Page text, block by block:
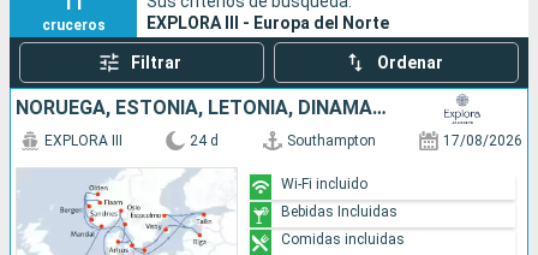
Buscar
cruceros
EXPLORA III - Europa del Norte
Filtrar Ordenar
NORUEGA, ESTONIA, LETONIA, DINAMARCA, SUECIA, ALEMANIA, REINO UNIDO
EXPLORA III 24 d Southampton 17/08/2026
Wi-Fi incluido
Bebidas Incluidas
Comidas incluidas